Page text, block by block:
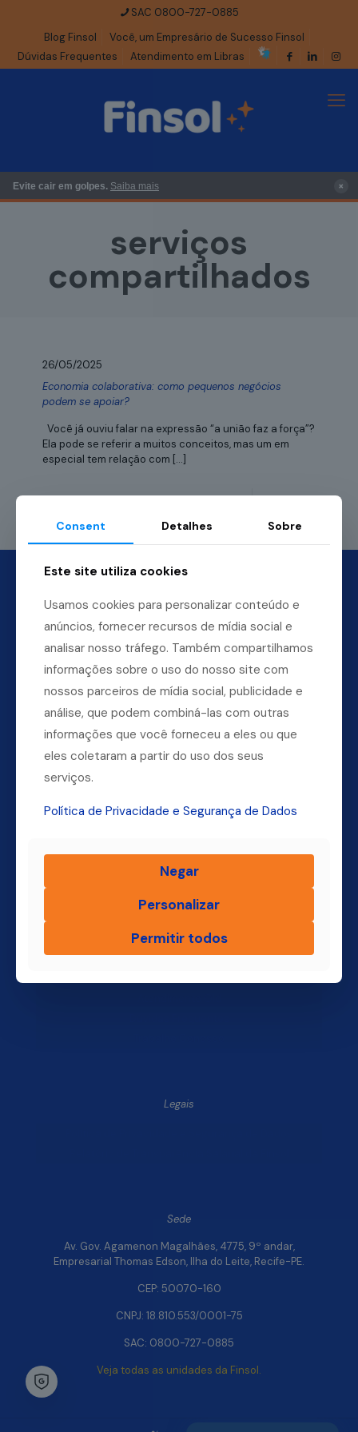
SAC 0800-727-0885
Blog Finsol
Você, um Empresário de Sucesso Finsol
Dúvidas Frequentes
Atendimento em Libras
Evite cair em golpes. Saiba mais ×
serviços
compartilhados
26/05/2025
Economia colaborativa: como pequenos negócios
podem se apoiar?
Você já ouviu falar na expressão “a união faz a força”?
Ela pode se referir a muitos conceitos, mas um em
especial tem relação com […]
Leia mais
Dúvidas? Ligue para a nossa central.
(11) 4004-3500
Home
Quem Somos
Blog Finsol
Onde Estamos
Legais
Sede
Av. Gov. Agamenon Magalhães, 4775, 9º andar,
Empresarial Thomas Edson, Ilha do Leite, Recife-PE.
CEP: 50070-160
CNPJ: 18.810.553/0001-75
SAC: 0800-727-0885
Veja todas as unidades da Finsol.
Consent Detalhes Sobre
Este site utiliza cookies
Usamos cookies para personalizar conteúdo e
anúncios, fornecer recursos de mídia social e
analisar nosso tráfego. Também compartilhamos
informações sobre o uso do nosso site com
nossos parceiros de mídia social, publicidade e
análise, que podem combiná-las com outras
informações que você forneceu a eles ou que
eles coletaram a partir do uso dos seus
serviços.
Política de Privacidade e Segurança de Dados
Negar
Personalizar
Permitir todos